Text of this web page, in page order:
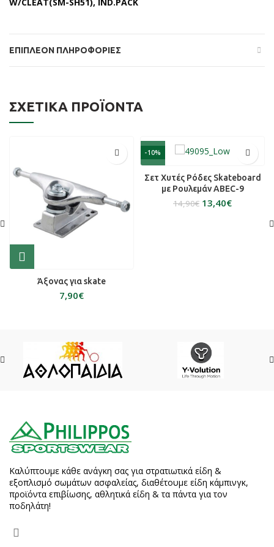
ΕΠΙΠΛΈΟΝ ΠΛΗΡΟΦΟΡΊΕΣ
ΣΧΕΤΙΚΆ ΠΡΟΪΌΝΤΑ
Άξονας για skate
€
-10%
Σετ Χυτές Ρόδες Skateboard
με Ρουλεμάν ABEC-9
14,90€ 13,40€
Καλύπτουμε κάθε ανάγκη σας για στρατιωτικά είδη &
εξοπλισμό σωμάτων ασφαλείας, διαθέτουμε είδη κάμπινγκ,
προϊόντα επιβίωσης, αθλητικά είδη & τα πάντα για τον
ποδηλάτη!